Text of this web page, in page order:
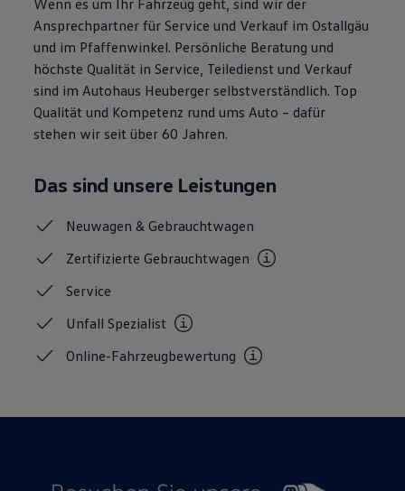
Lifestyle
Transport
Familie
Elektromobilität
Volkswagen R
Pannen- und Unfallhilfe
Volkswagen Kundenbetreuung
Ansprechpartner für Service und Verkauf im Ostallgäu
und im Pfaffenwinkel. Persönliche Beratung und
höchste Qualität in Service, Teiledienst und Verkauf
sind im Autohaus Heuberger selbstverständlich. Top
Qualität und Kompetenz rund ums Auto – dafür
stehen wir seit über 60 Jahren.
Das sind unsere Leistungen
Neuwagen &Gebrauchtwagen
ZertifizierteGebrauchtwagen
Service
UnfallSpezialist
Online-Fahrzeugbewertung